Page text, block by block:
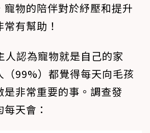
寵物的陪伴對於紓壓和提升
有幫助！
人認為寵物就是自己的家
（99%）都覺得每天向毛孩
是非常重要的事 。調查發
天會：